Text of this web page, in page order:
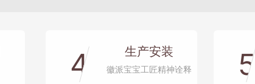
4 生产安装
徽派宝宝工匠精神诠释 5